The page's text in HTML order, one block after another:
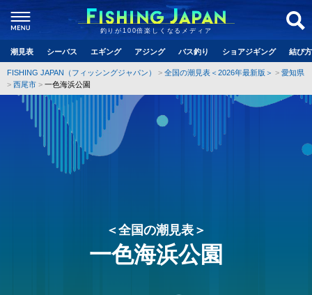
釣りが100倍楽しくなるメディア
潮見表 シーバス エギング アジング バス釣り ショアジギング 結び
FISHING JAPAN（フィッシングジャパン） 全国の潮見表＜2026年最新版＞
愛知県
西尾市
一色海浜公園
＜全国の潮見表＞
一色海浜公園